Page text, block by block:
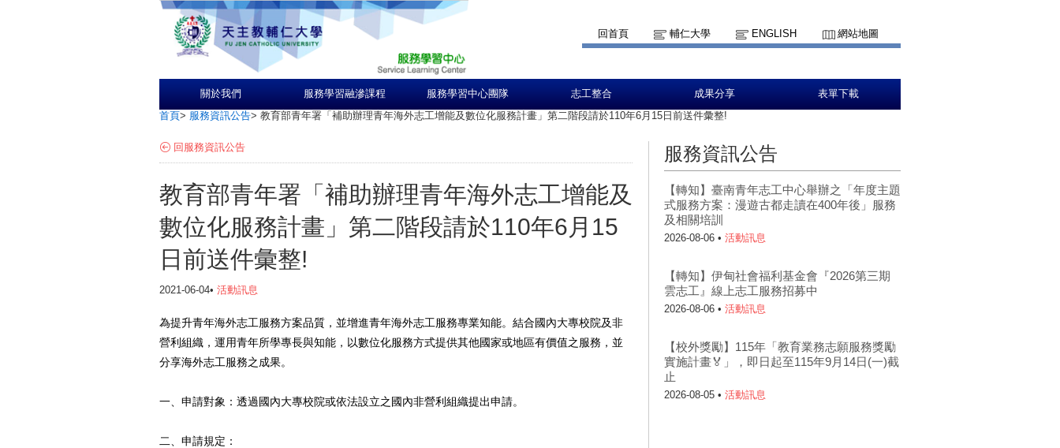
回首頁 輔仁大學 ENGLISH 網站地圖
關於我們 服務學習融滲課程 服務學習中心團隊 志工整合 成果分享 表單下載
首頁> 服務資訊公告> 教育部青年署「補助辦理青年海外志工增能及數位化服務計畫」第二階段請於110年6月15日前送件彙整!
回服務資訊公告
教育部青年署「補助辦理青年海外志工增能及
數位化服務計畫」第二階段請於110年6月15
日前送件彙整!
2021-06-04• 活動訊息
為提升青年海外志工服務方案品質，並增進青年海外志工服務專業知能。結合國內大專校院及非
營利組織，運用青年所學專長與知能，以數位化服務方式提供其他國家或地區有價值之服務，並
分享海外志工服務之成果。
一、申請對象：透過國內大專校院或依法設立之國內非營利組織提出申請。
二、申請規定：
服務資訊公告
【轉知】臺南青年志工中心舉辦之「年度主題
式服務方案：漫遊古都走讀在400年後」服務
及相關培訓
2026-08-06 • 活動訊息
【轉知】伊甸社會福利基金會『2026第三期
雲志工』線上志工服務招募中
2026-08-06 • 活動訊息
【校外獎勵】115年「教育業務志願服務獎勵
實施計畫🏅」，即日起至115年9月14日(一)截
止
2026-08-05 • 活動訊息